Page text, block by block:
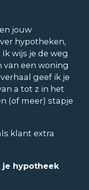
jouw
hypotheken,
wijs je de weg
een woning
geef ik je
a tot z in het
(of meer) stapje
klant extra
je hypotheek